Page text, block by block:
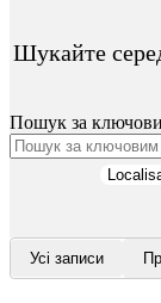
Шукайте
Пошук за
Усі записи